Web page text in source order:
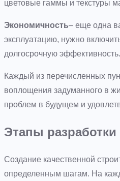
цветовые гаммы и текстуры
Экономичность– еще одна
эксплуатацию, нужно
долгосрочную эффективность.
Каждый из перечисленных
воплощения задуманного в
проблем в будущем и
Этапы
Создание качественной
определенным шагам. На